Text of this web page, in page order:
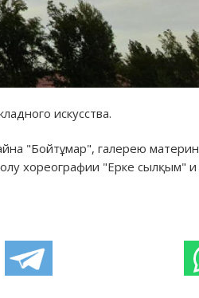
искусства.
"Бойтұмар", галерею
хореографии "Ерке сылқым" и